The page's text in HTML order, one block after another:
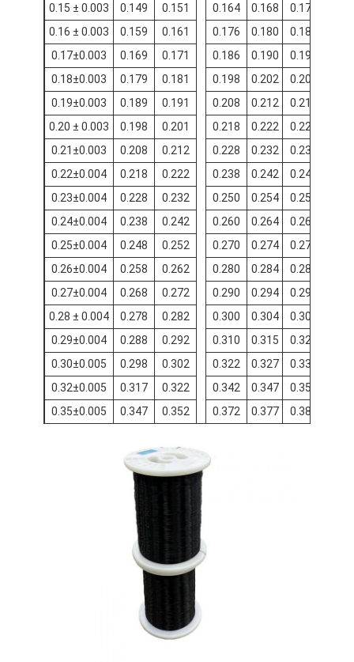
0.15 ± 0.003
0.149 0.151 0.164 0.168
0.172
0.16 ± 0.003
0.159 0.161 0.176 0.180
0.184
0.17±0.003
0.169 0.171 0.186 0.190
0.194
0.18±0.003
0.179 0.181 0.198 0.202
0.206
0.19±0.003
0.189 0.191 0.208 0.212
0.216
0.20 ± 0.003
0.198 0.201 0.218 0.222
0.226
0.21±0.003
0.208 0.212 0.228 0.232
0.236
0.22±0.004
0.218 0.222 0.238 0.242
0.246
0.23±0.004
0.228 0.232 0.250 0.254
0.258
0.24±0.004
0.238 0.242 0.260 0.264
0.268
0.25±0.004
0.248 0.252 0.270 0.274
0.278
0.26±0.004
0.258 0.262 0.280 0.284
0.288
0.27±0.004
0.268 0.272 0.290 0.294
0.298
0.28 ± 0.004
0.278 0.282 0.300 0.304
0.308
0.29±0.004
0.288 0.292 0.310 0.315
0.320
0.30±0.005
0.298 0.302 0.322 0.327
0.332
0.32±0.005
0.317 0.322 0.342 0.347
0.352
0.35±0.005
0.347 0.352 0.372 0.377
0.382
0.397 0.402
0.446
0.496
0.546 0.552
0.596
0.646 0.653
0.696
0.746 0.753